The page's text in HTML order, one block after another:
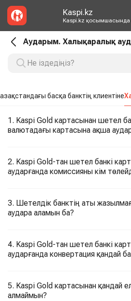
Kaspi.kz
Kaspi.kz қосымшасында
Аударым. Халықаралық
басқа банктің клиентіне
1. Kaspi Gold картасынан шетел
валютадағы картасына ақша
2. Kaspi Gold-тан шетел банкі
аударғанда комиссияны кім
3. Шетелдік банктің аты
аудара аламын ба?
4. Kaspi Gold-тан шетел банкі
аударғанда конвертация қандай
5. Kaspi Gold картасынан қандай
алмаймын?